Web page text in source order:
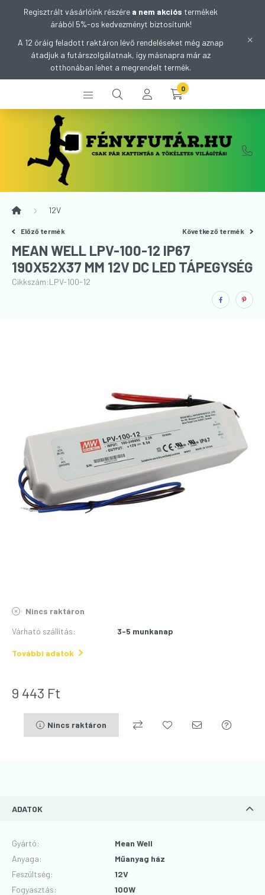
Regisztrált vásárlóink részére a nem akciós termékek
árából 5%-os kedvezményt biztosítunk!
A 12 óráig feladott raktáron lévő rendeléseket még aznap
átadjuk a futárszolgálatnak, így másnapra már az
otthonában lehet a megrendelt termék.
0
12V
Előző termék Következő termék
MEAN WELL LPV-100-12 IP67
190X52X37 MM 12V DC LED TÁPEGYSÉG
Cikkszám:LPV-100-12
Nincs raktáron
Várható szállítás: 3-5 munkanap
További adatok
9 443 Ft
Nincs raktáron
ADATOK
Gyártó:
Mean Well
Anyaga:
Műanyag ház
Feszültség:
12V
Fogyasztás:
100W